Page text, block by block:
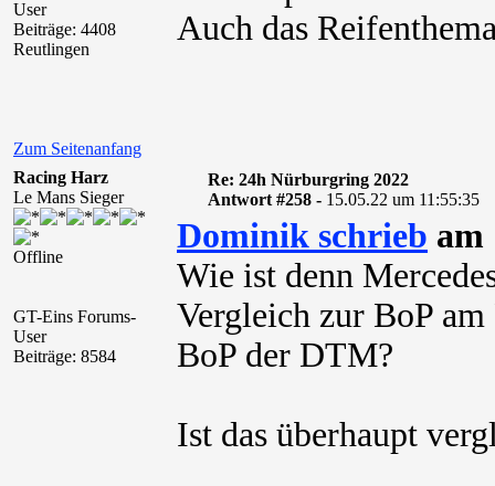
User
Beiträge: 4408
Reutlingen
Auch das
Zum Seitenanfang
Racing Harz
Le Mans Sieger
Offline
GT-Eins Forums-
User
Beiträge: 8584
Re: 24h Nürburgring 2022
Antwort #258 - 15.05.22 um 11:55:35
Dominik schrieb am
Wie ist denn
Vergleich zur BoP
BoP der DTM?
Ist das überhaupt